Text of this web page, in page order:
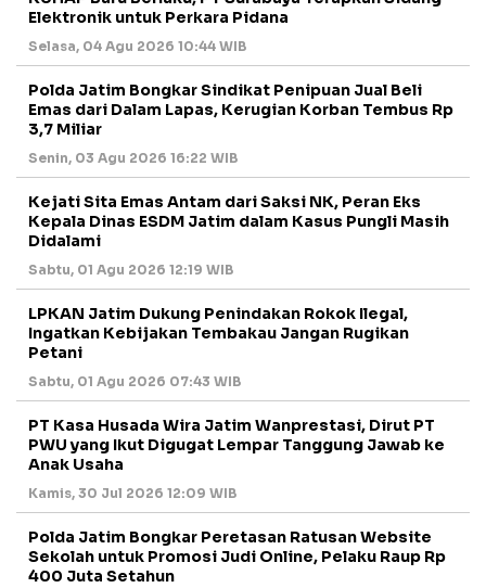
Elektronik untuk Perkara Pidana
Selasa, 04 Agu 2026 10:44 WIB
Polda Jatim Bongkar Sindikat Penipuan Jual Beli
Emas dari Dalam Lapas, Kerugian Korban Tembus Rp
3,7 Miliar
Senin, 03 Agu 2026 16:22 WIB
Kejati Sita Emas Antam dari Saksi NK, Peran Eks
Kepala Dinas ESDM Jatim dalam Kasus Pungli Masih
Didalami
Sabtu, 01 Agu 2026 12:19 WIB
LPKAN Jatim Dukung Penindakan Rokok Ilegal,
Ingatkan Kebijakan Tembakau Jangan Rugikan
Petani
Sabtu, 01 Agu 2026 07:43 WIB
PT Kasa Husada Wira Jatim Wanprestasi, Dirut PT
PWU yang Ikut Digugat Lempar Tanggung Jawab ke
Anak Usaha
Kamis, 30 Jul 2026 12:09 WIB
Polda Jatim Bongkar Peretasan Ratusan Website
Sekolah untuk Promosi Judi Online, Pelaku Raup Rp
400 Juta Setahun